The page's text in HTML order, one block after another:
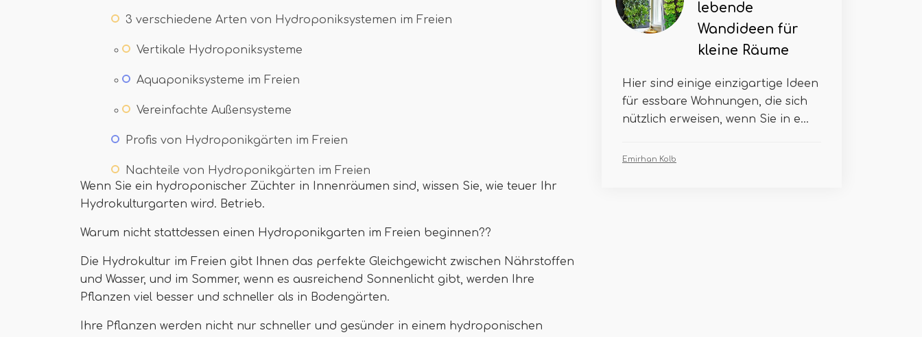
3 verschiedene Arten von Hydroponiksystemen im Freien
Vertikale Hydroponiksysteme
Aquaponiksysteme im Freien
Vereinfachte Außensysteme
Profis von Hydroponikgärten im Freien
Nachteile von Hydroponikgärten im Freien
Wenn Sie ein hydroponischer Züchter in Innenräumen sind, wissen Sie, wie teuer Ihr
Hydrokulturgarten wird. Betrieb.
Warum nicht stattdessen einen Hydroponikgarten im Freien beginnen??
Die Hydrokultur im Freien gibt Ihnen das perfekte Gleichgewicht zwischen Nährstoffen
und Wasser, und im Sommer, wenn es ausreichend Sonnenlicht gibt, werden Ihre
Pflanzen viel besser und schneller als in Bodengärten.
Ihre Pflanzen werden nicht nur schneller und gesünder in einem hydroponischen
lebende
Wandideen für
kleine Räume
Hier sind einige einzigartige Ideen
für essbare Wohnungen, die sich
nützlich erweisen, wenn Sie in e...
Emirhan Kolb